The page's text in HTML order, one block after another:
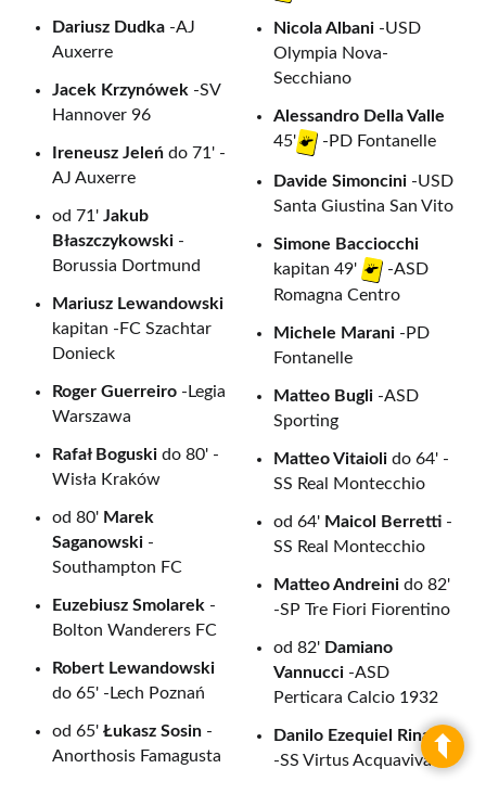
Dariusz Dudka -AJ
Auxerre
Jacek Krzynówek -SV
Hannover 96
Ireneusz Jeleń do 71' -
AJ Auxerre
od 71' Jakub
Błaszczykowski -
Borussia Dortmund
Mariusz Lewandowski
kapitan -FC Szachtar
Donieck
Roger Guerreiro -Legia
Warszawa
Rafał Boguski do 80' -
Wisła Kraków
od 80' Marek
Saganowski -
Southampton FC
Euzebiusz Smolarek -
Bolton Wanderers FC
Robert Lewandowski
do 65' -Lech Poznań
od 65' Łukasz Sosin -
Anorthosis Famagusta
Nicola Albani -USD
Olympia Nova-
Secchiano
Alessandro Della Valle
45'
-PD Fontanelle
Davide Simoncini -USD
Santa Giustina San Vito
Simone Bacciocchi
kapitan 49'
-ASD
Romagna Centro
Michele Marani -PD
Fontanelle
Matteo Bugli -ASD
Sporting
Matteo Vitaioli do 64' -
SS Real Montecchio
od 64' Maicol Berretti -
SS Real Montecchio
Matteo Andreini do 82'
-SP Tre Fiori Fiorentino
od 82' Damiano
Vannucci -ASD
Perticara Calcio 1932
Danilo Ezequiel Rinaldi
-SS Virtus Acquaviva